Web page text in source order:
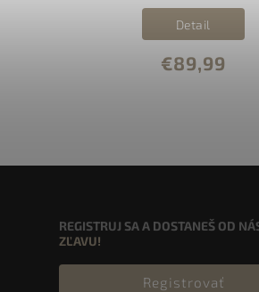
€89,99
Detail
REGISTRUJ SA A DOSTANEŠ OD
ZĽAVU!
Registrovať